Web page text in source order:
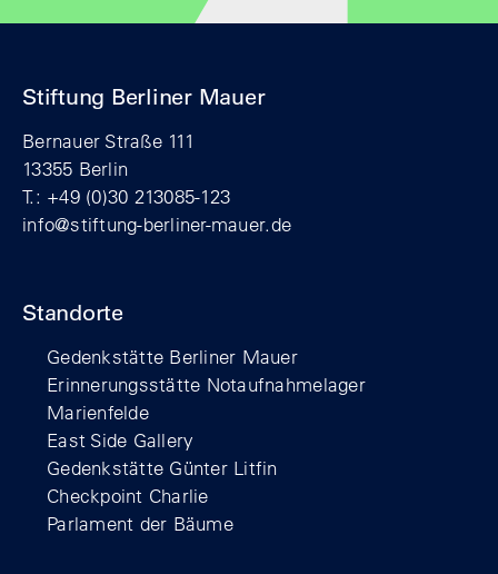
Stiftung Berliner Mauer
Bernauer Straße 111
13355 Berlin
T.: +49 (0)30 213085-123
info@stiftung-berliner-mauer.de
Standorte
Gedenkstätte Berliner Mauer
Erinnerungsstätte Notaufnahmelager
Marienfelde
East Side Gallery
Gedenkstätte Günter Litfin
Checkpoint Charlie
Parlament der Bäume